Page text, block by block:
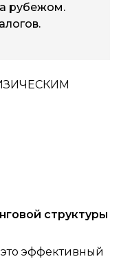
рубежом.
структуры
эффективный